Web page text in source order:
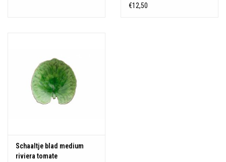
€12,50
Schaaltje blad medium
riviera tomate